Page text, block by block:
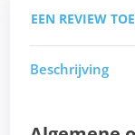
EEN REVIEW
Beschrijving